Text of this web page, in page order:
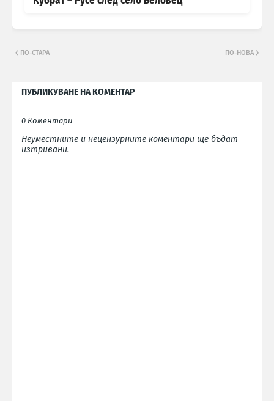
ПО-НОВА
ПО-СТАРА
ПУБЛИКУВАНЕ НА КОМЕНТАР
0 Коментари
Неуместните и нецензурните коментари ще бъдат
изтривани.